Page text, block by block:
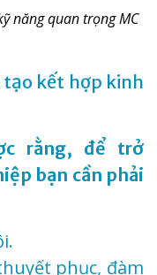
năng quan trọng MC
kết hợp kinh
rằng, để trở
bạn cần phải
phục, đàm